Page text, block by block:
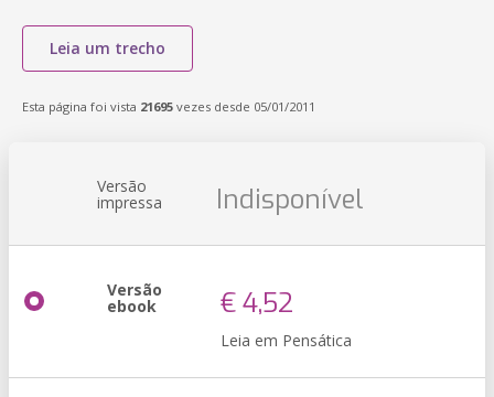
Leia um trecho
Esta página foi vista 21695 vezes desde 05/01/2011
Versão
impressa Indisponível
Versão
ebook € 4,52
Leia em Pensática